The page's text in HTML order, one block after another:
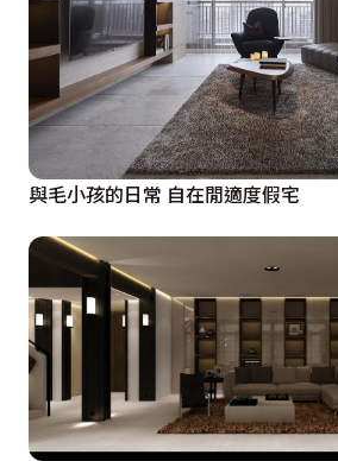
與毛小孩的日常 自在閒適度假宅